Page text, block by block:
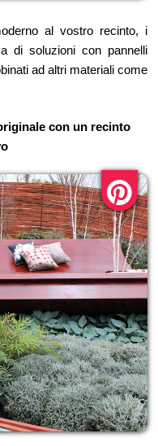
al vostro recinto, i
di soluzioni con pannelli
ad altri materiali come
con un recinto